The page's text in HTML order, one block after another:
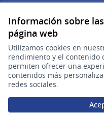
Información sobre
página web
Utilizamos cookies en
rendimiento y el contenido
permiten ofrecer una
contenidos más
redes sociales.
Plataforma de
(Enlace externo)
Plataforma de
(Enlace externo)
Plataforma de
(Enlace externo)
Participá
Inicio
Procesos
Ámbitos Participativos